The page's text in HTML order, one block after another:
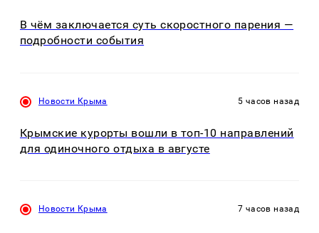
В чём заключается суть скоростного парения —
подробности события
Новости Крыма 5 часов назад
Крымские курорты вошли в топ-10 направлений
для одиночного отдыха в августе
Новости Крыма 7 часов назад